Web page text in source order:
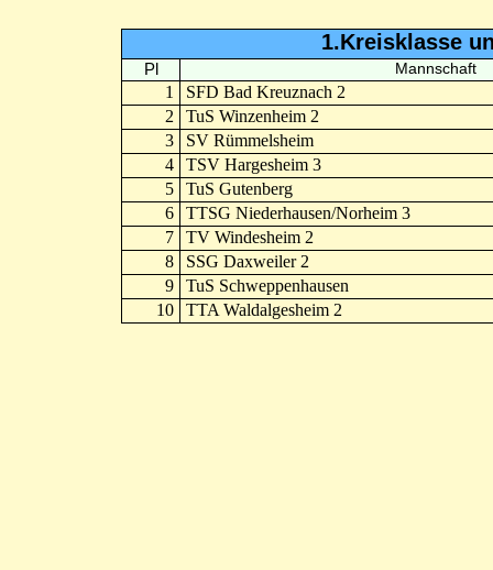
1.Kreisklasse
Pl Mannschaft
1
SFD Bad Kreuznach 2
2
TuS Winzenheim 2
3
SV Rümmelsheim
4
TSV Hargesheim 3
5
TuS Gutenberg
6
TTSG Niederhausen/Norheim 3
7
TV Windesheim 2
8
SSG Daxweiler 2
9
TuS Schweppenhausen
10
TTA Waldalgesheim 2